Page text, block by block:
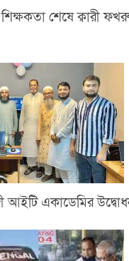
শেষে ক্বারী
আইটি একাডেমির